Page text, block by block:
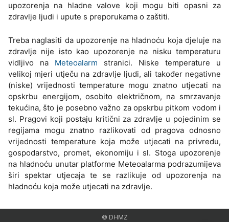
upozorenja na hladne valove koji mogu biti opasni za
zdravlje ljudi i upute s preporukama o zaštiti.
Treba naglasiti da upozorenje na hladnoću koja djeluje na
zdravlje nije isto kao upozorenje na nisku temperaturu
vidljivo na Meteoalarm stranici. Niske temperature u
velikoj mjeri utječu na zdravlje ljudi, ali također negativne
(niske) vrijednosti temperature mogu znatno utjecati na
opskrbu energijom, osobito električnom, na smrzavanje
tekućina, što je posebno važno za opskrbu pitkom vodom i
sl. Pragovi koji postaju kritični za zdravlje u pojedinim se
regijama mogu znatno razlikovati od pragova odnosno
vrijednosti temperature koja može utjecati na privredu,
gospodarstvo, promet, ekonomiju i sl. Stoga upozorenje
na hladnoću unutar platforme Meteoalarma podrazumijeva
širi spektar utjecaja te se razlikuje od upozorenja na
hladnoću koja može utjecati na zdravlje.
© DHMZ